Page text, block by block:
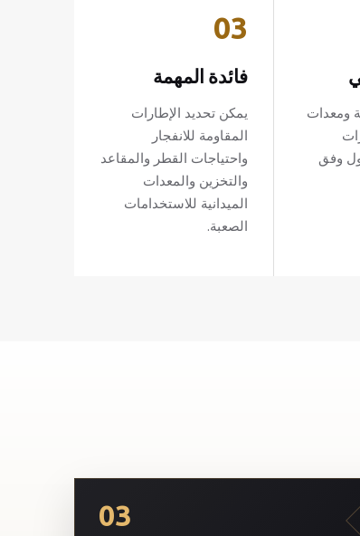
ومعدات
وفق
03
فائدة المهمة
يمكن تحديد الإطارات
المقاومة للانفجار
واحتياجات القطر والمقاعد
والتخزين والمعدات
الميدانية للاستخدامات
الصعبة.
03